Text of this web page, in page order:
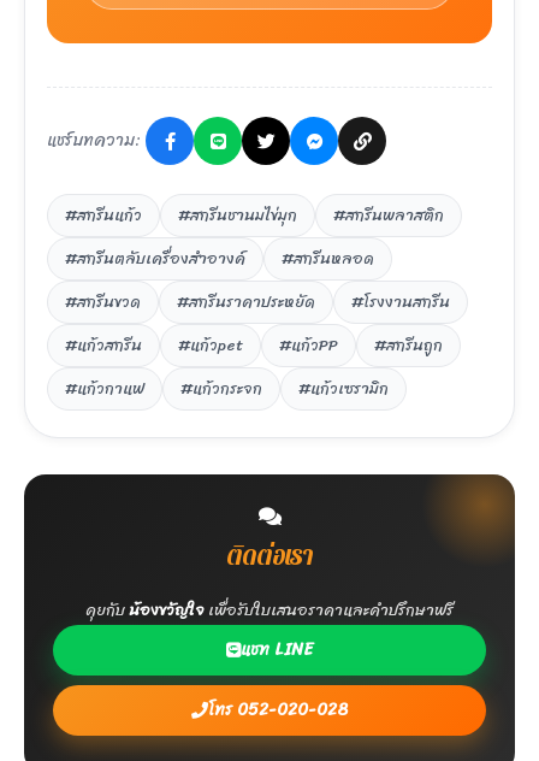
แชร์บทความ:
#สกรีนแก้ว #สกรีนชานมไข่มุก
#สกรีนพลาสติก
#สกรีนตลับเครื่องสำอางค์
#สกรีนหลอด
#สกรีนขวด
#สกรีนราคาประหยัด
#โรงงานสกรีน
#แก้วสกรีน
#แก้วpet #แก้วPP
#สกรีนถูก
#แก้วกาแฟ
#แก้วกระจก #แก้วเซรามิก
ติดต่อเรา
คุยกับน้องขวัญใจเพื่อรับใบเสนอราคาและคำปรึกษาฟรี
แชท LINE
โทร 052-020-028